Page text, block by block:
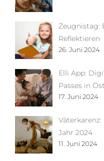
Zeugnistag:
Reflektieren
26. Juni 2024
Elli App:
Passes in
17. Juni 2024
Jahr 2024
11. Juni 2024